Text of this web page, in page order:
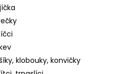
klobouky, konvičky